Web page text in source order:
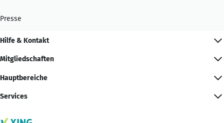
Presse
Hilfe & Kontakt
Mitgliedschaften
Hauptbereiche
Services